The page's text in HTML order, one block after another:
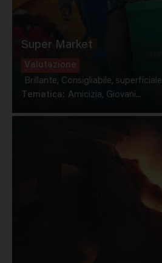
Super Market
Valutazione
Brillante, Consigliabile, superficiale
Tematica: Amicizia, Giovani...